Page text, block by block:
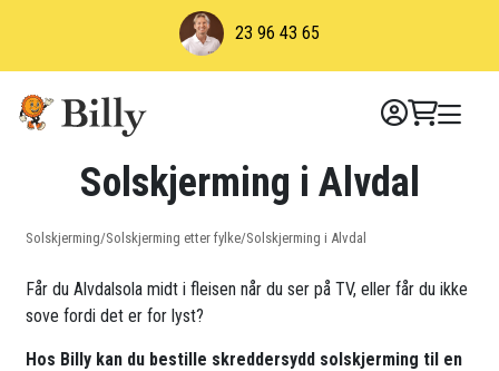
23 96 43 65
Solskjerming i Alvdal
Solskjerming/Solskjerming etter fylke/Solskjerming i Alvdal
Får du Alvdalsola midt i fleisen når du ser på TV, eller får du ikke
sove fordi det er for lyst?
Hos Billy kan du bestille skreddersydd solskjerming til en